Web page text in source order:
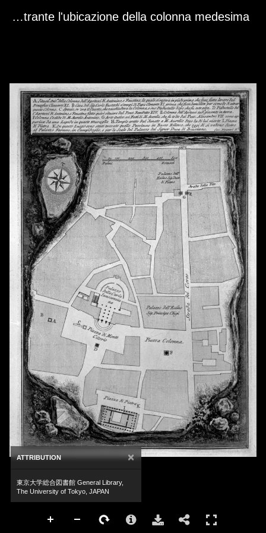
Media Viewer
Piccola pianta topografica dimostrante l'ubicazione della colonna medesima.
ATTRIBUTION ×
東京大学総合図書館 General Library,
The University of Tokyo, JAPAN